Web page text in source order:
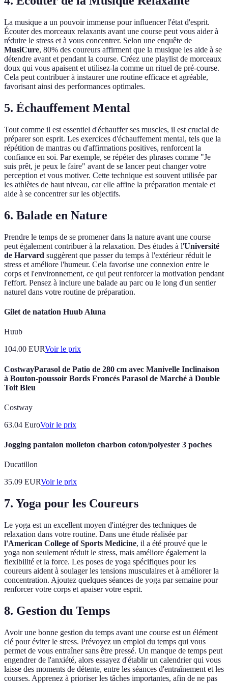
La musique a un pouvoir immense pour influencer l'état d'esprit.
Écouter des morceaux relaxants avant une course peut vous aider à
réduire le stress et à vous concentrer. Selon une enquête de
MusiCure, 80% des coureurs affirment que la musique les aide à se
détendre avant et pendant la course. Créez une playlist de morceaux
doux qui vous apaisent et utilisez-la comme un rituel de pré-course.
Cela peut contribuer à instaurer une routine efficace et agréable,
favorisant ainsi des performances optimales.
5. Échauffement Mental
Tout comme il est essentiel d'échauffer ses muscles, il est crucial de
préparer son esprit. Les exercices d'échauffement mental, tels que la
répétition de mantras ou d'affirmations positives, renforcent la
confiance en soi. Par exemple, se répéter des phrases comme "Je
suis prêt, je peux le faire" avant de se lancer peut changer votre
perception et vous motiver. Cette technique est souvent utilisée par
les athlètes de haut niveau, car elle affine la préparation mentale et
aide à se concentrer sur les objectifs.
6. Balade en Nature
Prendre le temps de se promener dans la nature avant une course
peut également contribuer à la relaxation. Des études à l'Université
de Harvard suggèrent que passer du temps à l'extérieur réduit le
stress et améliore l'humeur. Cela favorise une connexion entre le
corps et l'environnement, ce qui peut renforcer la motivation pendant
l'effort. Pensez à inclure une balade au parc ou le long d'un sentier
naturel dans votre routine de préparation.
Gilet de natation Huub Aluna
Huub
104.00 EURVoir le prix
CostwayParasol de Patio de 280 cm avec Manivelle Inclinaison
à Bouton-poussoir Bords Froncés Parasol de Marché à Double
Toit Bleu
Costway
63.04 EuroVoir le prix
Jogging pantalon molleton charbon coton/polyester 3 poches
Ducatillon
35.09 EURVoir le prix
7. Yoga pour les Coureurs
Le yoga est un excellent moyen d'intégrer des techniques de
relaxation dans votre routine. Dans une étude réalisée par
l'American College of Sports Medicine, il a été prouvé que le
yoga non seulement réduit le stress, mais améliore également la
flexibilité et la force. Les poses de yoga spécifiques pour les
coureurs aident à soulager les tensions musculaires et à améliorer la
concentration. Ajoutez quelques séances de yoga par semaine pour
renforcer votre corps et apaiser votre esprit.
8. Gestion du Temps
Avoir une bonne gestion du temps avant une course est un élément
clé pour éviter le stress. Prévoyez un emploi du temps qui vous
permet de vous entraîner sans être pressé. Un manque de temps peut
engendrer de l'anxiété, alors essayez d'établir un calendrier qui vous
laisse des moments de détente, entre les séances d'entraînement et les
courses. Apprenez à prioriser les tâches importantes, afin de ne pas